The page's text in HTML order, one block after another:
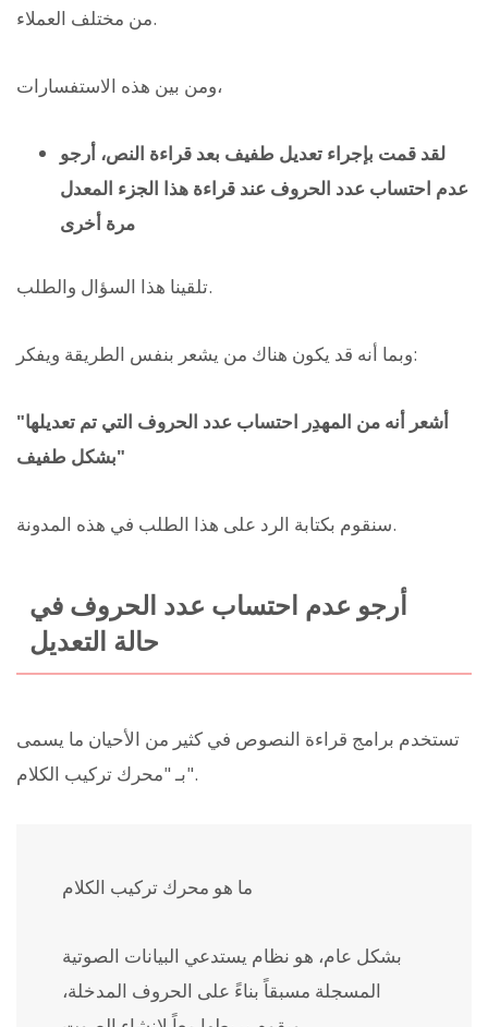
من مختلف العملاء.
ومن بين هذه الاستفسارات،
لقد قمت بإجراء تعديل طفيف بعد قراءة النص، أرجو
عدم احتساب عدد الحروف عند قراءة هذا الجزء المعدل
مرة أخرى
تلقينا هذا السؤال والطلب.
وبما أنه قد يكون هناك من يشعر بنفس الطريقة ويفكر:
"أشعر أنه من المهدِر احتساب عدد الحروف التي تم تعديلها
بشكل طفيف"
سنقوم بكتابة الرد على هذا الطلب في هذه المدونة.
أرجو عدم احتساب عدد الحروف في
حالة التعديل
تستخدم برامج قراءة النصوص في كثير من الأحيان ما يسمى
بـ "محرك تركيب الكلام".
ما هو محرك تركيب الكلام
بشكل عام، هو نظام يستدعي البيانات الصوتية
المسجلة مسبقاً بناءً على الحروف المدخلة،